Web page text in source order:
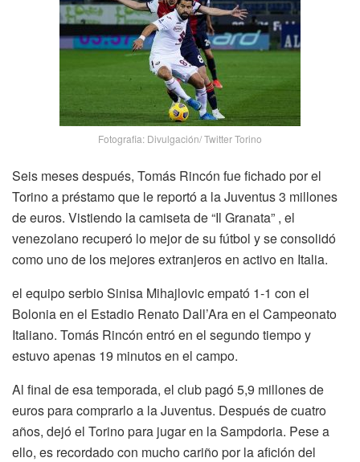
Fotografia: Divulgación/ Twitter Torino
Seis meses después, Tomás Rincón fue fichado por el
Torino a préstamo que le reportó a la Juventus 3 millones
de euros. Vistiendo la camiseta de “Il Granata” , el
venezolano recuperó lo mejor de su fútbol y se consolidó
como uno de los mejores extranjeros en activo en Italia.
el equipo serbio Sinisa Mihajlovic empató 1-1 con el
Bolonia en el Estadio Renato Dall’Ara en el Campeonato
Italiano. Tomás Rincón entró en el segundo tiempo y
estuvo apenas 19 minutos en el campo.
Al final de esa temporada, el club pagó 5,9 millones de
euros para comprarlo a la Juventus. Después de cuatro
años, dejó el Torino para jugar en la Sampdoria. Pese a
ello, es recordado con mucho cariño por la afición del